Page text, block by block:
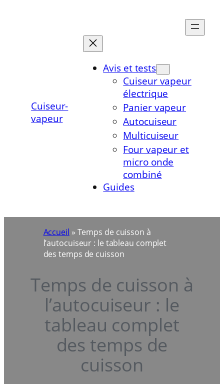
Cuiseur-
vapeur
Avis et tests
Cuiseur vapeur
électrique
Panier vapeur
Autocuiseur
Multicuiseur
Four vapeur et
micro onde
combiné
Guides
Accueil » Temps de cuisson à
l’autocuiseur : le tableau complet
des temps de cuisson
Temps de cuisson à
l’autocuiseur : le
tableau complet
des temps de
cuisson